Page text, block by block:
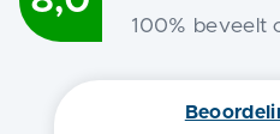
100% beveelt